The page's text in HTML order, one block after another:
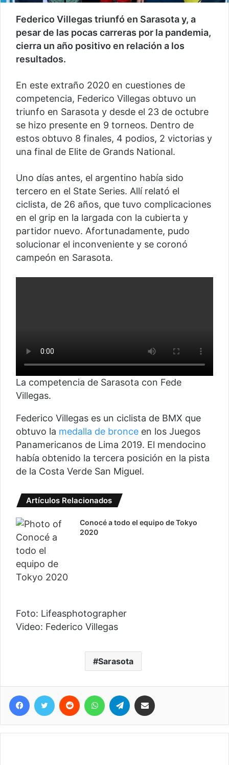
Federico Villegas triunfó en Sarasota y, a
pesar de las pocas carreras por la pandemia,
cierra un año positivo en relación a los
resultados.
En este extraño 2020 en cuestiones de
competencia, Federico Villegas obtuvo un
triunfo en Sarasota y desde el 23 de octubre
se hizo presente en 9 torneos. Dentro de
estos obtuvo 8 finales, 4 podios, 2 victorias y
una final de Elite de Grands National.
Uno días antes, el argentino había sido
tercero en el State Series. Allí relató el
ciclista, de 26 años, que tuvo complicaciones
en el grip en la largada con la cubierta y
partidor nuevo. Afortunadamente, pudo
solucionar el inconveniente y se coronó
campeón en Sarasota.
La competencia de Sarasota con Fede
Villegas.
Federico Villegas es un ciclista de BMX que
obtuvo la medalla de bronce en los Juegos
Panamericanos de Lima 2019. El mendocino
había obtenido la tercera posición en la pista
de la Costa Verde San Miguel.
Artículos Relacionados
Conocé a todo el equipo de Tokyo
2020
Foto: Lifeasphotographer
Video: Federico Villegas
Sarasota
Facebook
Twitter Reddit WhatsAppTelegram